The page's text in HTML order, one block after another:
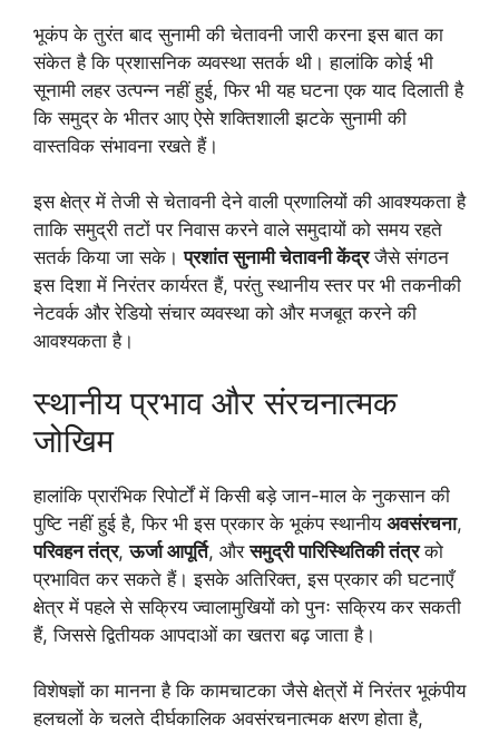
भूकंप के तुरंत बाद सुनामी की चेतावनी जारी करना इस बात का
संकेत है कि प्रशासनिक व्यवस्था सतर्क थी। हालांकि कोई भी
सूनामी लहर उत्पन्न नहीं हुई, फिर भी यह घटना एक याद दिलाती है
कि समुद्र के भीतर आए ऐसे शक्तिशाली झटके सुनामी की
वास्तविक संभावना रखते हैं।
इस क्षेत्र में तेजी से चेतावनी देने वाली प्रणालियों की आवश्यकता है
ताकि समुद्री तटों पर निवास करने वाले समुदायों को समय रहते
सतर्क किया जा सके।प्रशांत सुनामी चेतावनी केंद्रजैसे संगठन
इस दिशा में निरंतर कार्यरत हैं, परंतु स्थानीय स्तर पर भी तकनीकी
नेटवर्क और रेडियो संचार व्यवस्था को और मजबूत करने की
आवश्यकता है।
स्थानीय प्रभाव और संरचनात्मक
जोखिम
हालांकि प्रारंभिक रिपोर्टों में किसी बड़े जान-माल के नुकसान की
पुष्टि नहीं हुई है, फिर भी इस प्रकार के भूकंप स्थानीय अवसंरचना,
परिवहन तंत्र,ऊर्जा आपूर्ति, औरसमुद्री पारिस्थितिकी तंत्रको
प्रभावित कर सकते हैं। इसके अतिरिक्त, इस प्रकार की घटनाएँ
क्षेत्र में पहले से सक्रिय ज्वालामुखियों को पुनः सक्रिय कर सकती
हैं, जिससे द्वितीयक आपदाओं का खतरा बढ़ जाता है।
विशेषज्ञों का मानना है कि कामचाटका जैसे क्षेत्रों में निरंतर भूकंपीय
हलचलों के चलते दीर्घकालिक अवसंरचनात्मक क्षरण होता है,